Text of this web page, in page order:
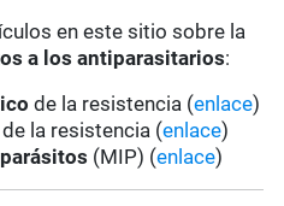
en este sitio sobre la
a los antiparasitarios:
de la resistencia (enlace)
de la resistencia (enlace)
(MIP) (enlace)